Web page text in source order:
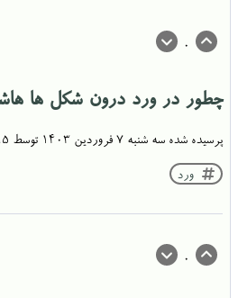
0
چطور در ورد درون شکل ها
پرسیده شده سه شنبه ۷ فروردین ۱۴۰۳ توسط
ورد
0